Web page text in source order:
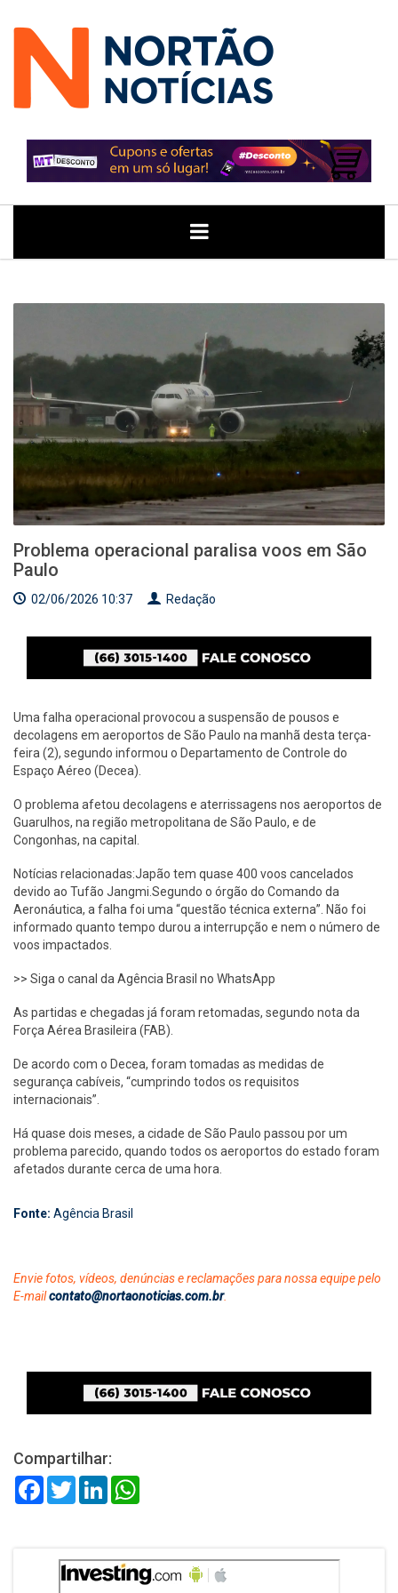
GERAL POLITICA ECONOMIA JUSTIÇA
Problema operacional paralisa voos em São
Paulo
02/06/2026 10:37 Redação
Uma falha operacional provocou a suspensão de pousos e
decolagens em aeroportos de São Paulo na manhã desta terça-
feira (2), segundo informou o Departamento de Controle do
Espaço Aéreo (Decea).
O problema afetou decolagens e aterrissagens nos aeroportos de
Guarulhos, na região metropolitana de São Paulo, e de
Congonhas, na capital.
Notícias relacionadas:Japão tem quase 400 voos cancelados
devido ao Tufão Jangmi.Segundo o órgão do Comando da
Aeronáutica, a falha foi uma “questão técnica externa”. Não foi
informado quanto tempo durou a interrupção e nem o número de
voos impactados.
>> Siga o canal da Agência Brasil no WhatsApp
As partidas e chegadas já foram retomadas, segundo nota da
Força Aérea Brasileira (FAB).
De acordo com o Decea, foram tomadas as medidas de
segurança cabíveis, “cumprindo todos os requisitos
internacionais”.
Há quase dois meses, a cidade de São Paulo passou por um
problema parecido, quando todos os aeroportos do estado foram
afetados durante cerca de uma hora.
Fonte: Agência Brasil
Envie fotos, vídeos, denúncias e reclamações para nossa equipe pelo
E-mailcontato@nortaonoticias.com.br.
Compartilhar:
FacebookTwitterLinkedIn